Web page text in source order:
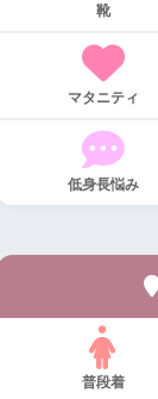
靴
マタニティ
低身長悩み
普段着